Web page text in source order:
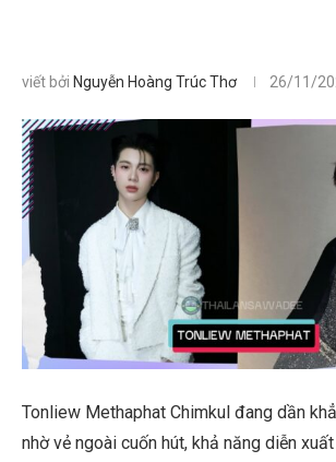
viết bởi Nguyễn Hoàng Trúc Thơ 26/11/
Tonliew Methaphat Chimkul đang dần
nhờ vẻ ngoài cuốn hút, khả năng diễn